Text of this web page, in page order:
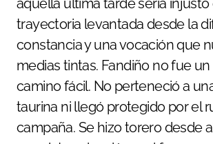
aquella última tarde sería injusto
trayectoria levantada desde la
constancia y una vocación que
medias tintas. Fandiño no fue
camino fácil. No perteneció a
taurina ni llegó protegido por el
campaña. Se hizo torero desde